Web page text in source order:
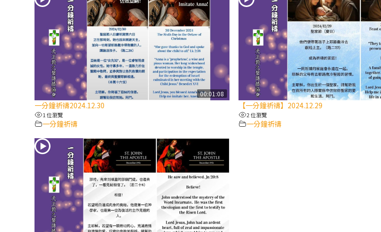
00:01:08
一分鐘祈禱2024.12.30
1 位瀏覽
一分鐘祈禱
【一分鐘祈禱】2024.12.29
2 位瀏覽
一分鐘祈禱